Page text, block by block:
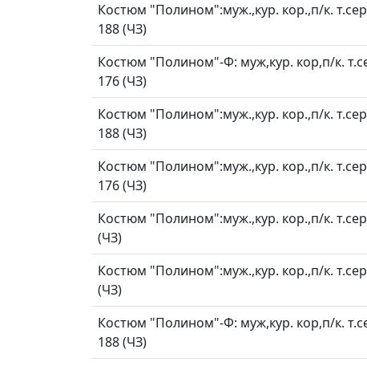
Костюм "Полином":муж.,кур. кор.,п/к.
188 (ЧЗ)
Костюм "Полином"-Ф: муж,кур. кор,п/к.
176 (ЧЗ)
Костюм "Полином":муж.,кур. кор.,п/к.
188 (ЧЗ)
Костюм "Полином":муж.,кур. кор.,п/к.
176 (ЧЗ)
Костюм "Полином":муж.,кур. кор.,п/к.
(ЧЗ)
Костюм "Полином":муж.,кур. кор.,п/к.
(ЧЗ)
Костюм "Полином"-Ф: муж,кур. кор,п/к.
188 (ЧЗ)